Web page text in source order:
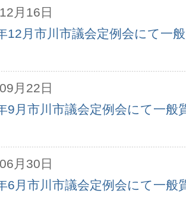
月16日
12月市川市議会定例会にて一
月22日
9月市川市議会定例会にて一般
月30日
6月市川市議会定例会にて一般